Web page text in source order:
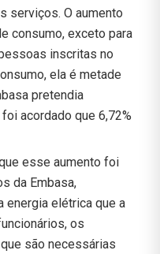
serviços. O aumento
consumo, exceto para
inscritas no
ela é metade
pretendia
acordado que 6,72%
esse aumento foi
da Embasa,
energia elétrica que a
os
são necessárias